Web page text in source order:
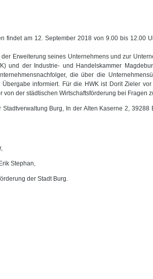
findet am 12. September 2018 von 9.00 bis 12.00
Erweiterung seines Unternehmens und zur
und der Industrie- und Handelskammer
die über die
informiert. Für die HWK ist Dorit Zieler
von der städtischen Wirtschaftsförderung bei Fragen
Burg, In der Alten Kaserne 2, 39288
Stephan,
der Stadt Burg.